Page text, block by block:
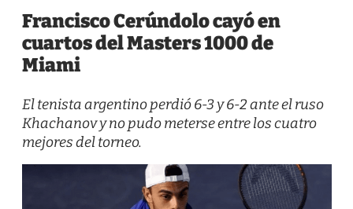
Francisco Cerúndolo cayó en
cuartos del Masters 1000 de
Miami
El tenista argentino perdió 6-3 y 6-2 ante el ruso
Khachanov y no pudo meterse entre los cuatro
mejores del torneo.